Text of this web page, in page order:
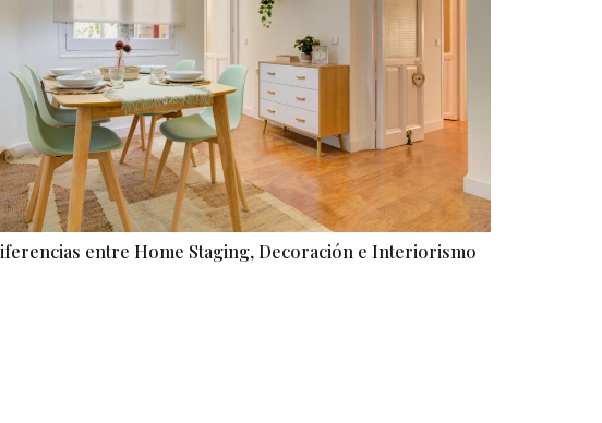
entre Home Staging, Decoración e Interiorismo